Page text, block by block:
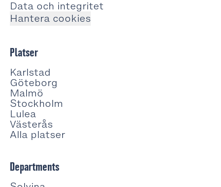
Data och integritet
Hantera cookies
Platser
Karlstad
Göteborg
Malmö
Stockholm
Lulea
Västerås
Alla platser
Departments